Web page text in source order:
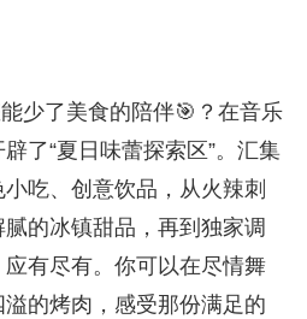
少了美食的陪伴🎯？在音乐
了“夏日味蕾探索区”。汇集
吃、创意饮品，从火辣刺
的冰镇甜品，再到独家调
有尽有。你可以在尽情舞
的烤肉，感受那份满足的